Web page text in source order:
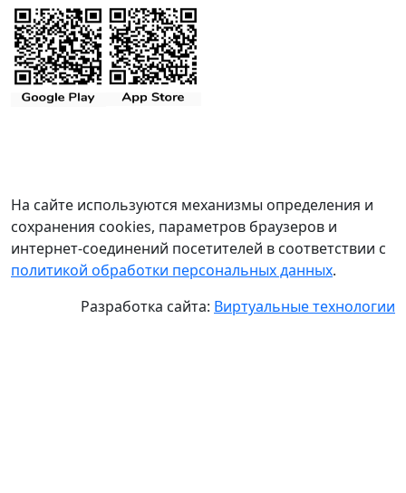
На сайте используются механизмы определения и
сохранения cookies, параметров браузеров и
интернет-соединений посетителей в соответствии с
политикой обработки персональных данных.
Разработка сайта: Виртуальные технологии